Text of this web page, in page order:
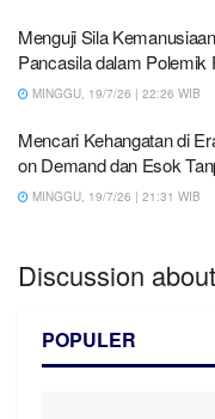
Menguji Sila
Pancasila dalam
MINGGU, 19/7/26 | 22:26 WIB
Mencari Kehangatan di
on Demand dan Esok
MINGGU, 19/7/26 | 21:31 WIB
Discussion
POPULER